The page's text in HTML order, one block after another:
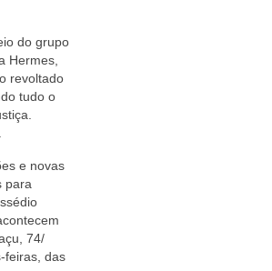
do grupo
Hermes,
revoltado
tudo o
e novas
para
74/
feiras, das